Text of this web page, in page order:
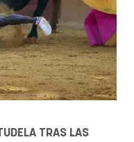
TRAS LAS